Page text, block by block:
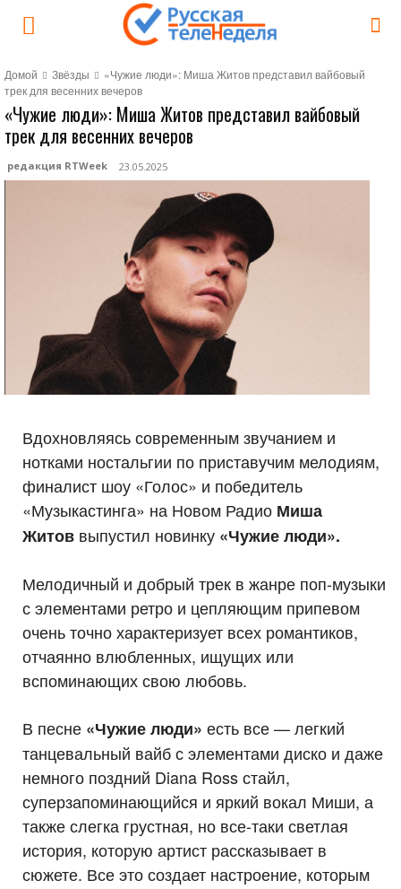
Домой Звёзды
«Чужие люди»: Миша Житов представил вайбовый
трек для весенних вечеров
«Чужие люди»: Миша Житов представил вайбовый
трек для весенних вечеров
редакция RTWeek 23.05.2025
Вдохновляясь современным звучанием и
нотками ностальгии по приставучим мелодиям,
финалист шоу «Голос» и победитель
«Музыкастинга» на Новом Радио Миша
Житов выпустил новинку «Чужие люди».
Мелодичный и добрый трек в жанре поп-музыки
с элементами ретро и цепляющим припевом
очень точно характеризует всех романтиков,
отчаянно влюбленных, ищущих или
вспоминающих свою любовь.
В песне «Чужие люди» есть все — легкий
танцевальный вайб с элементами диско и даже
немного поздний Diana Ross стайл,
суперзапоминающийся и яркий вокал Миши, а
также слегка грустная, но все-таки светлая
история, которую артист рассказывает в
сюжете. Все это создает настроение, которым